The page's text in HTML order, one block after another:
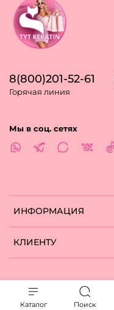
ИНФОРМАЦИЯ
КЛИЕНТУ
8(800)201-52-61
Горячая линия
Мы в соц. сетях
Каталог Поиск